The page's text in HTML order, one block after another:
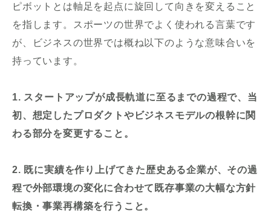
ピボットとは軸足を起点に旋回して向きを変えること
を指します。スポーツの世界でよく使われる言葉です
が、ビジネスの世界では概ね以下のような意味合いを
持っています。
1. スタートアップが成長軌道に至るまでの過程で、当
初、想定したプロダクトやビジネスモデルの根幹に関
わる部分を変更すること。
2. 既に実績を作り上げてきた歴史ある企業が、その過
程で外部環境の変化に合わせて既存事業の大幅な方針
転換・事業再構築を行うこと。